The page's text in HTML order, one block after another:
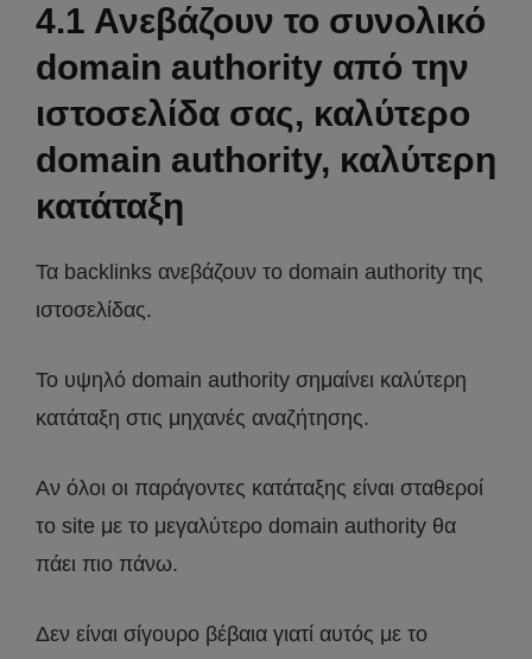
4.1 Ανεβάζουν το συνολικό
domain authority από την
ιστοσελίδα σας, καλύτερο
domain authority, καλύτερη
κατάταξη
Τα backlinks ανεβάζουν το domain authority της
ιστοσελίδας.
Το υψηλό domain authority σημαίνει καλύτερη
κατάταξη στις μηχανές αναζήτησης.
Αν όλοι οι παράγοντες κατάταξης είναι σταθεροί
το site με το μεγαλύτερο domain authority θα
πάει πιο πάνω.
Δεν είναι σίγουρο βέβαια γιατί αυτός με το